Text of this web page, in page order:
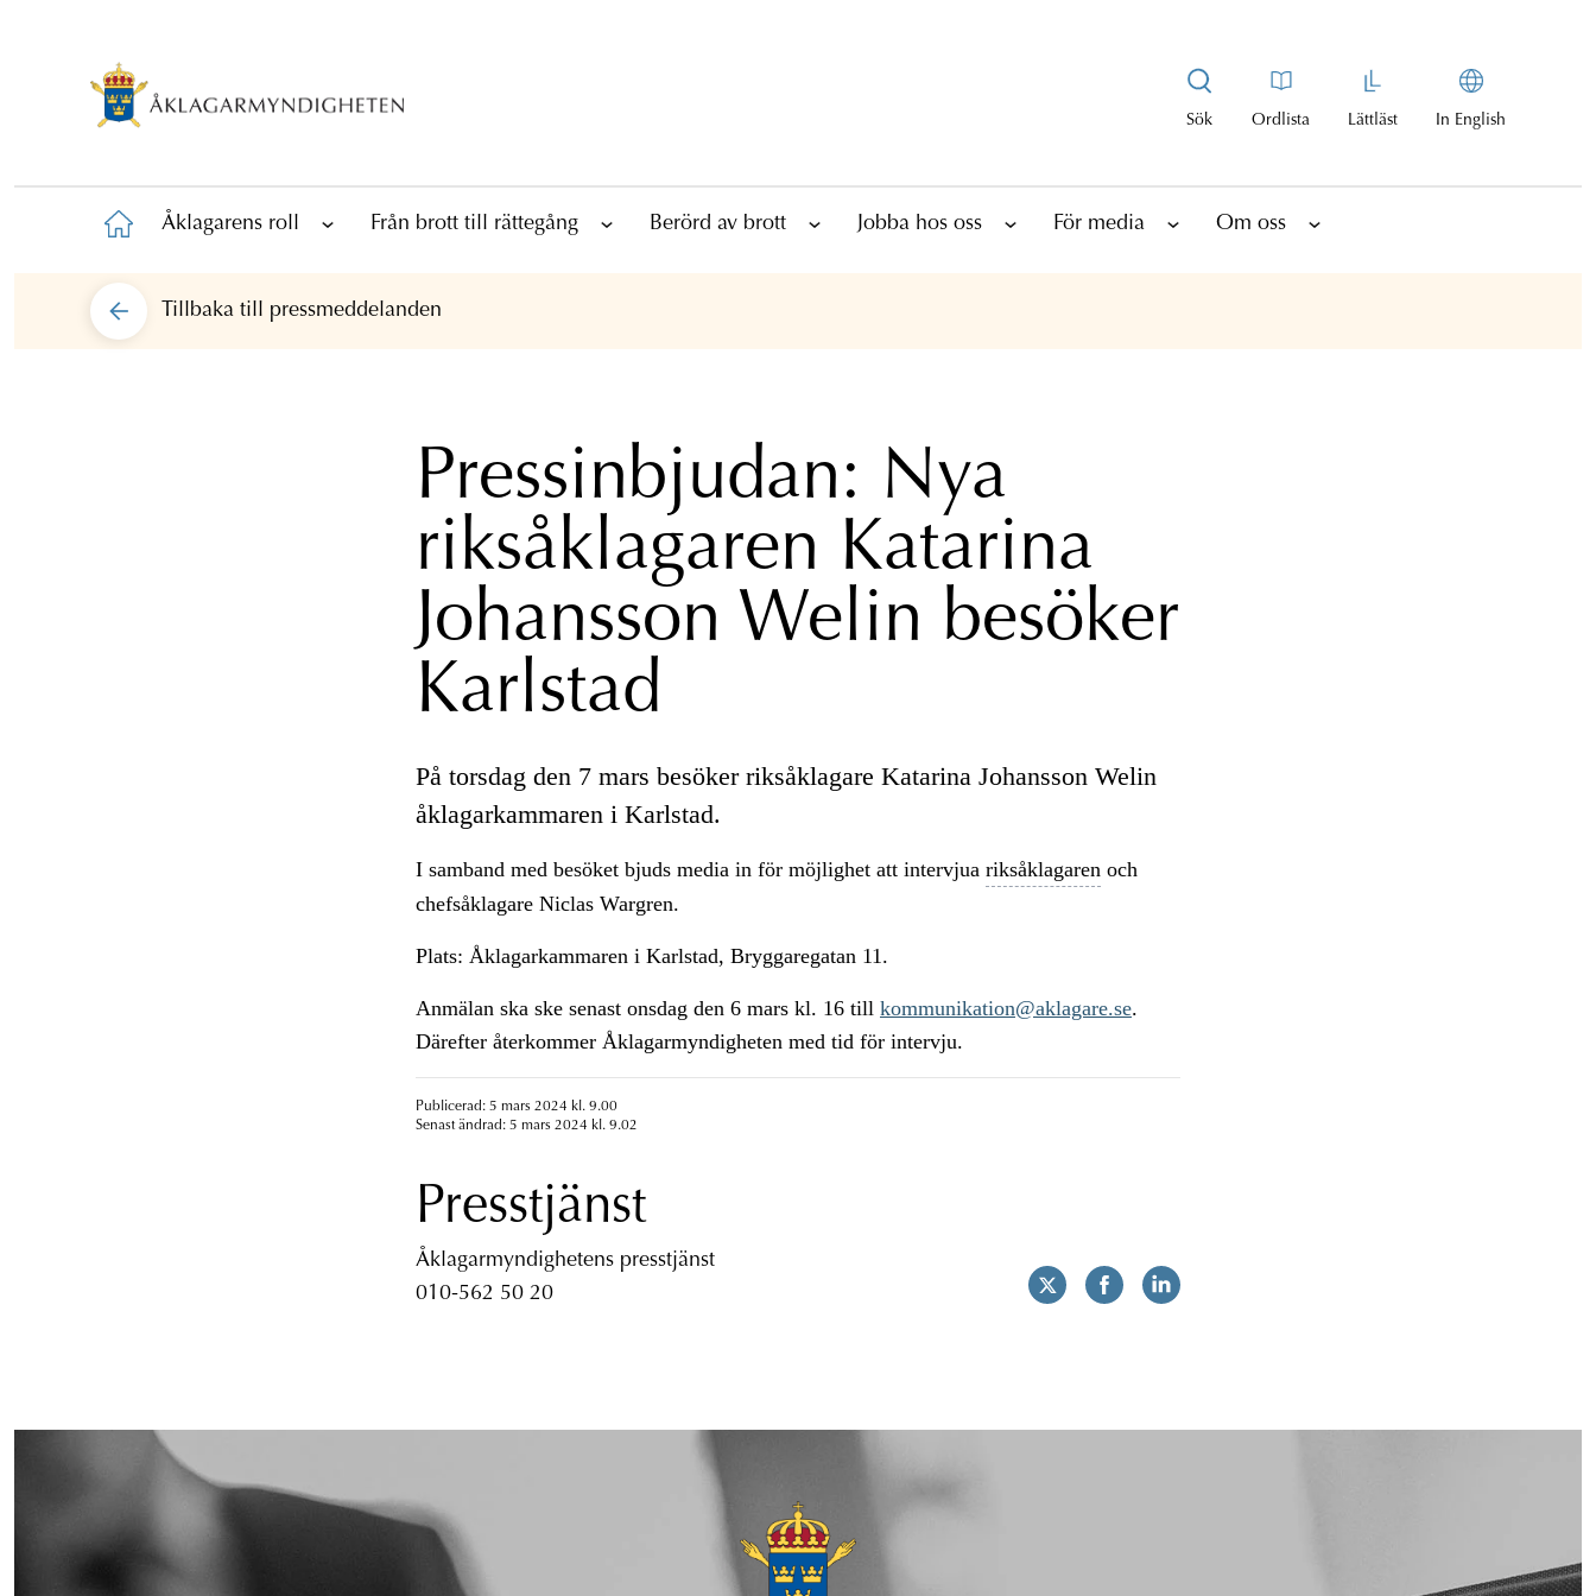
Sök Ordlista Lättläst In English
Åklagarens roll Från brott till rättegång Berörd av brott Jobba hos oss För media Om oss
Tillbaka till pressmeddelanden
Pressinbjudan: Nya
riksåklagaren Katarina
Johansson Welin besöker
Karlstad
På torsdag den 7 mars besöker riksåklagare Katarina Johansson Welin
åklagarkammaren i Karlstad.
I samband med besöket bjuds media in för möjlighet att intervjua riksåklagaren och
chefsåklagare Niclas Wargren.
Plats: Åklagarkammaren i Karlstad, Bryggaregatan 11.
Anmälan ska ske senast onsdag den 6 mars kl. 16 till kommunikation@aklagare.se.
Därefter återkommer Åklagarmyndigheten med tid för intervju.
Publicerad: 5 mars 2024 kl. 9.00
Senast ändrad: 5 mars 2024 kl. 9.02
Presstjänst
Åklagarmyndighetens presstjänst
010-562 50 20